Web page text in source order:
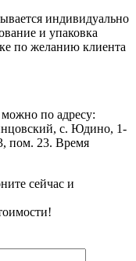
индивидуально
и упаковка
по желанию клиента
можно по адресу:
с. Юдино, 1-
пом. 23. Время
сейчас и